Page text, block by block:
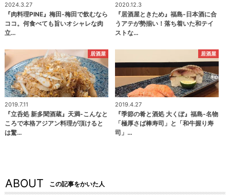
2024.3.27
『肉料理PINE』梅田-梅田で飲むなら
ココ。何食べても旨いオシャレな肉
立…
2020.12.3
『居酒屋ときため』福島-日本酒に合
うアテが勢揃い！落ち着いた和テイ
ストな…
居酒屋
2019.7.11
『立呑処 新多聞酒蔵』天満-こんなと
ころで本格アジアン料理が頂けると
は驚…
居酒屋
2019.4.27
『季節の肴と酒処 大くぼ』福島-名物
「極厚さば棒寿司」と「和牛握り寿
司」…
ABOUT この記事をかいた人